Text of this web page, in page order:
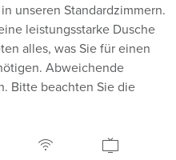
unseren Standardzimmern.
leistungsstarke Dusche
alles, was Sie für einen
Abweichende
Bitte beachten Sie die